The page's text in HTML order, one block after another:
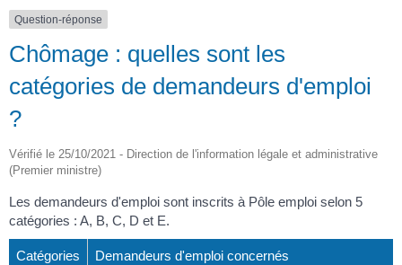
Question-réponse
Chômage : quelles sont les
catégories de demandeurs d'emploi
?
Vérifié le 25/10/2021 - Direction de l'information légale et administrative
(Premier ministre)
Les demandeurs d'emploi sont inscrits à Pôle emploi selon 5
catégories : A, B, C, D et E.
Catégories Demandeurs d'emploi concernés